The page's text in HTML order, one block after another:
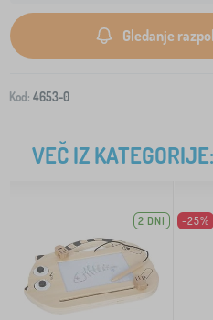
Gledanje
Kod: 4653-0
VEČ IZ KATEGORIJE:
2 DNI -25%